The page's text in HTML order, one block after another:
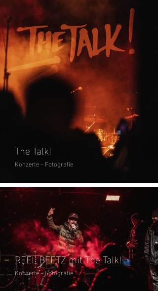
The Talk!
Konzerte – Fotografie
REEL BEETZ mit The Talk!
Konzerte – Fotografie